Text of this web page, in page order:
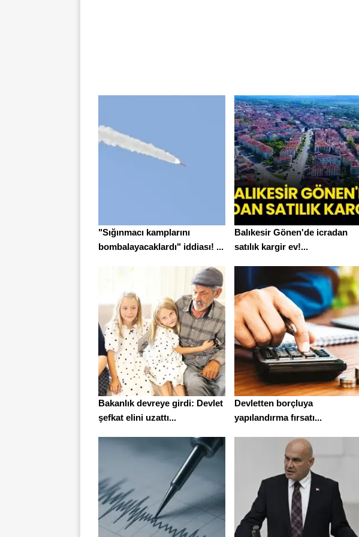
"Sığınmacı kamplarını
bombalayacaklardı" iddiası! ...
Balıkesir Gönen'de icradan
satılık kargir ev!...
Bakanlık devreye girdi: Devlet
şefkat elini uzattı...
Devletten borçluya
yapılandırma fırsatı...